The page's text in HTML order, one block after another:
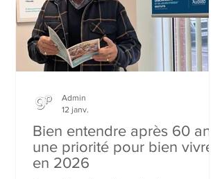
et durable avec leurs proches.
Bien entendre après 60 ans :
une priorité pour bien vivre
en 2026
Admin
12 janv.